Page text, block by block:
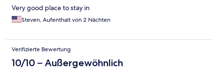
Very good place to stay in
Steven, Aufenthalt von 2 Nächten
Verifizierte Bewertung
10/10 – Außergewöhnlich